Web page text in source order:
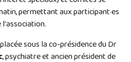
permettant aux participant·es
l'association.
sous la co-présidence du Dr
, psychiatre et ancien président de